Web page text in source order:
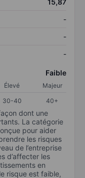
-
-
-
Faible
Élevé
Majeur
30-40 40+
dont une
La catégorie
pour aider
les risques
de l’entreprise
d’affecter les
en
risque est faible,